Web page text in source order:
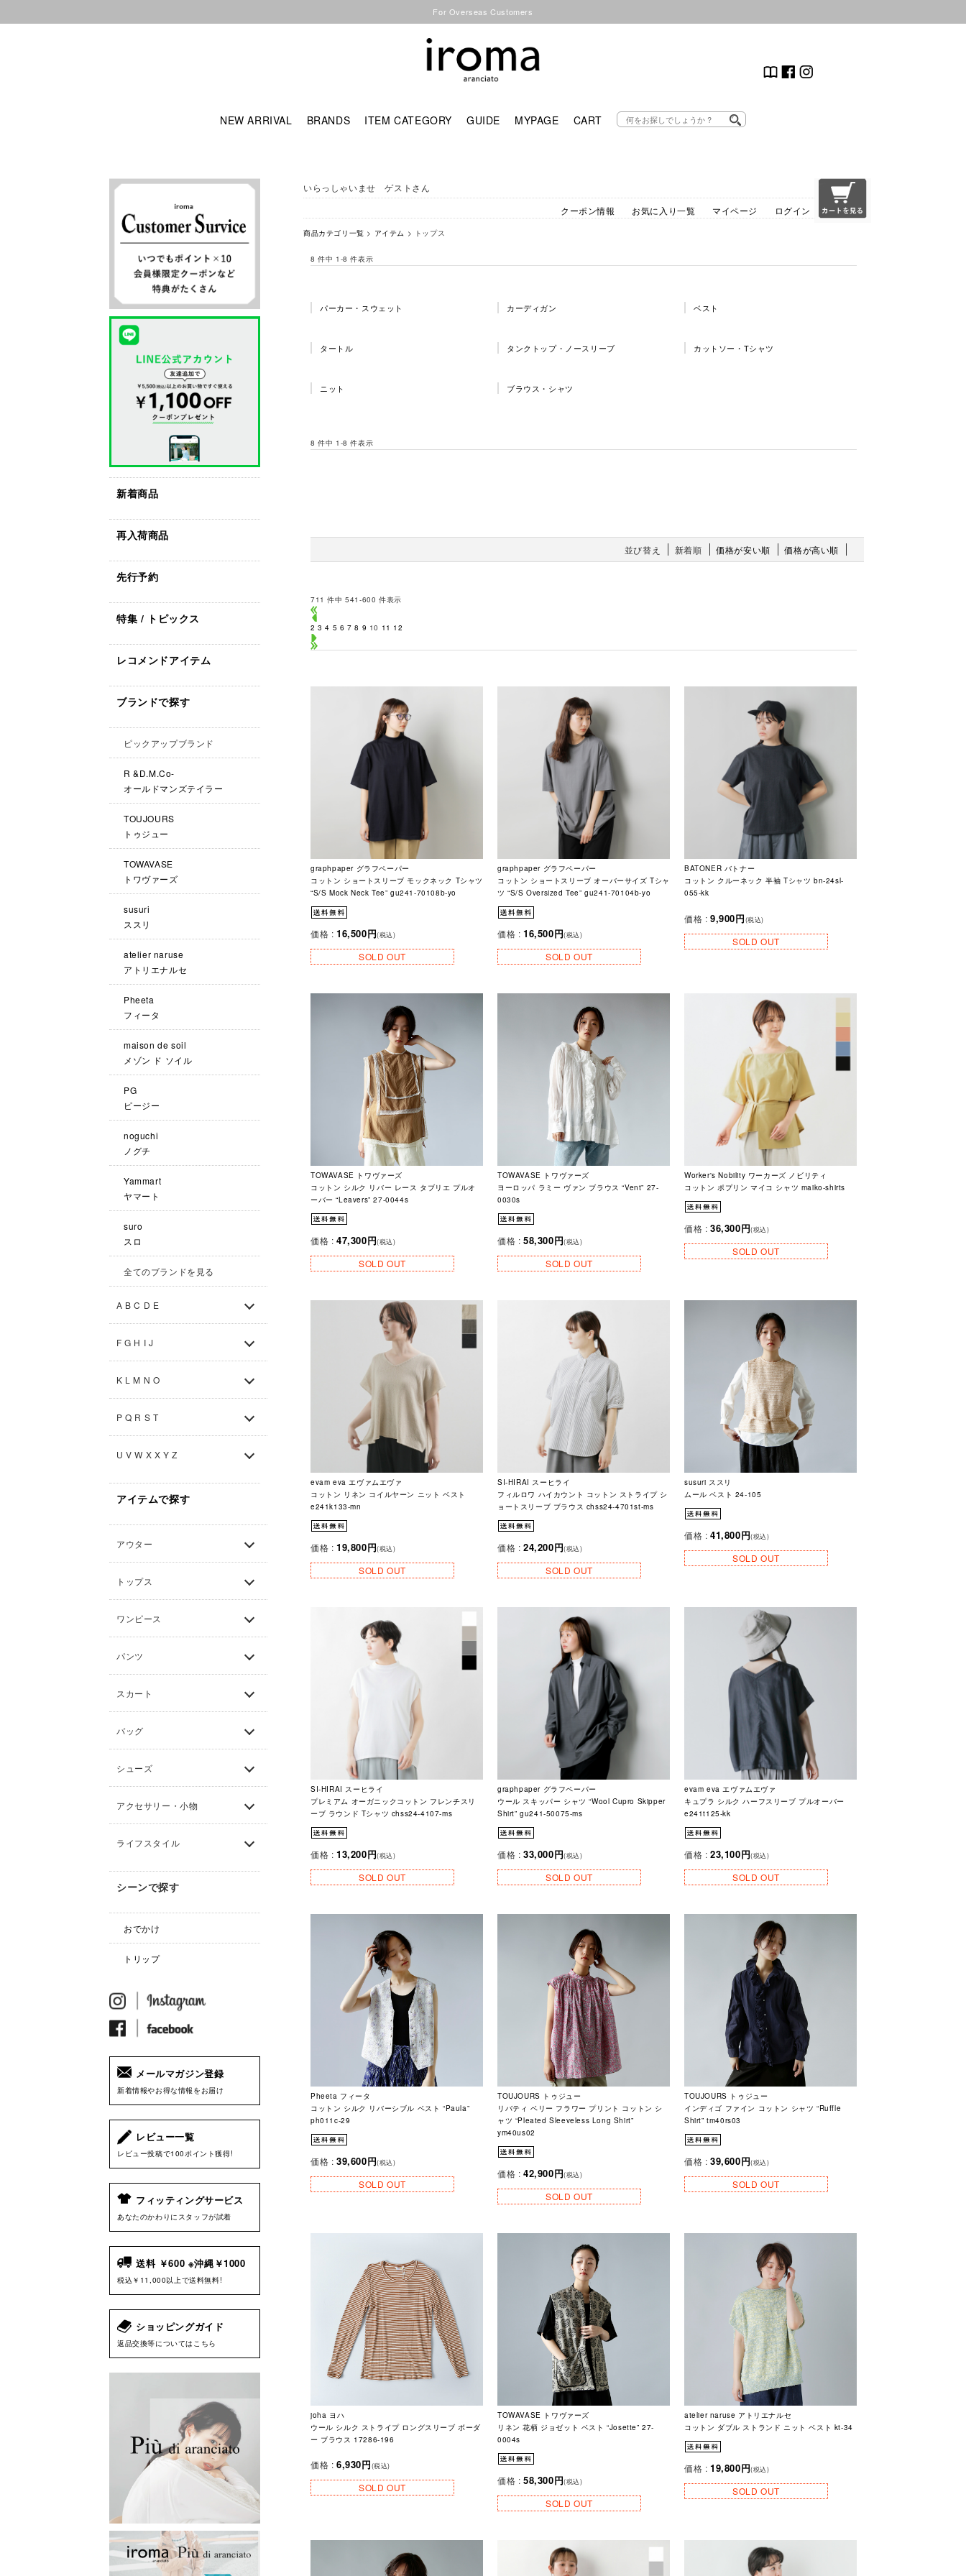
For Overseas Customers
NEW ARRIVAL BRANDS ITEM CATEGORY GUIDE MYPAGE CART
新着商品
再入荷商品
先行予約
特集 / トピックス
レコメンドアイテム
ブランドで探す
ピックアップブランド
R &D.M.Co-
オールドマンズテイラー
TOUJOURS
トゥジュー
TOWAVASE
トワヴァーズ
susuri
ススリ
atelier naruse
アトリエナルセ
Pheeta
フィータ
maison de soil
メゾン ド ソイル
PG
ピージー
noguchi
ノグチ
Yammart
ヤマート
suro
スロ
全てのブランドを見る
A B C D E
F G H I J
K L M N O
P Q R S T
U V W X X Y Z
アイテムで探す
アウター
トップス
ワンピース
パンツ
スカート
バッグ
シューズ
アクセサリー・小物
ライフスタイル
シーンで探す
おでかけ
トリップ
メールマガジン登録
新着情報やお得な情報をお届け
レビュー一覧
レビュー投稿で100ポイント獲得!
フィッティングサービス
あなたのかわりにスタッフが試着
送料 ￥600 ※沖縄￥1000
税込￥11,000以上で送料無料!
ショッピングガイド
返品交換等についてはこちら
いらっしゃいませ ゲストさん
クーポン情報
お気に入り一覧 マイページ ログイン
商品カテゴリ一覧 > アイテム > トップス
8 件中 1-8 件表示
パーカー・スウェット カーディガン ベスト
タートル タンクトップ・ノースリーブ カットソー・Tシャツ
ニット ブラウス・シャツ
8 件中 1-8 件表示
並び替え 新着順 価格が安い順 価格が高い順
711 件中 541-600 件表示
2 3 4 5 6 7 8 9 10 11 12
graphpaper グラフペーパー
コットン ショートスリーブ モックネック Tシャツ
“S/S Mock Neck Tee” gu241-70108b-yo
価格 : 16,500円(税込)
SOLD OUT
graphpaper グラフペーパー
コットン ショートスリーブ オーバーサイズ Tシャ
ツ “S/S Oversized Tee” gu241-70104b-yo
価格 : 16,500円(税込)
SOLD OUT
BATONER バトナー
コットン クルーネック 半袖 Tシャツ bn-24sl-
055-kk
価格 : 9,900円(税込)
SOLD OUT
TOWAVASE トワヴァーズ
コットン シルク リバー レース タブリエ プルオ
ーバー “Leavers” 27-0044s
価格 : 47,300円(税込)
SOLD OUT
TOWAVASE トワヴァーズ
ヨーロッパ ラミー ヴァン ブラウス “Vent” 27-
0030s
価格 : 58,300円(税込)
SOLD OUT
Worker's Nobility ワーカーズ ノビリティ
コットン ポプリン マイコ シャツ maiko-shirts
価格 : 36,300円(税込)
SOLD OUT
evam eva エヴァムエヴァ
コットン リネン コイルヤーン ニット ベスト
e241k133-mn
価格 : 19,800円(税込)
SOLD OUT
SI-HIRAI スーヒライ
フィルロワ ハイカウント コットン ストライプ シ
ョートスリーブ ブラウス chss24-4701st-ms
価格 : 24,200円(税込)
SOLD OUT
susuri ススリ
ムール ベスト 24-105
価格 : 41,800円(税込)
SOLD OUT
SI-HIRAI スーヒライ
プレミアム オーガニックコットン フレンチスリ
ーブ ラウンド Tシャツ chss24-4107-ms
価格 : 13,200円(税込)
SOLD OUT
graphpaper グラフペーパー
ウール スキッパー シャツ “Wool Cupro Skipper
Shirt” gu241-50075-ms
価格 : 33,000円(税込)
SOLD OUT
evam eva エヴァムエヴァ
キュプラ シルク ハーフスリーブ プルオーバー
e241t125-kk
価格 : 23,100円(税込)
SOLD OUT
Pheeta フィータ
コットン シルク リバーシブル ベスト “Paula”
ph011c-29
価格 : 39,600円(税込)
SOLD OUT
TOUJOURS トゥジュー
リバティ ベリー フラワー プリント コットン シ
ャツ “Pleated Sleeveless Long Shirt”
ym40us02
価格 : 42,900円(税込)
SOLD OUT
TOUJOURS トゥジュー
インディゴ ファイン コットン シャツ “Ruffle
Shirt” tm40rs03
価格 : 39,600円(税込)
SOLD OUT
joha ヨハ
ウール シルク ストライプ ロングスリーブ ボーダ
ー ブラウス 17286-196
価格 : 6,930円(税込)
SOLD OUT
TOWAVASE トワヴァーズ
リネン 花柄 ジョゼット ベスト “Josette” 27-
0004s
価格 : 58,300円(税込)
SOLD OUT
atelier naruse アトリエナルセ
コットン ダブル ストランド ニット ベスト kt-34
価格 : 19,800円(税込)
SOLD OUT